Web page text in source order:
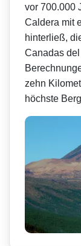
vor 700.000
Caldera mit
hinterließ,
Canadas
zehn
höchste